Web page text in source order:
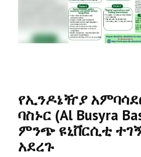
REGISTRAR
PARTNERSHIP
የኢንዶኔዥያ
ባስኑር (Al Busyra
ምንጭ ዩኒቨርሲቲ
አደረጉ